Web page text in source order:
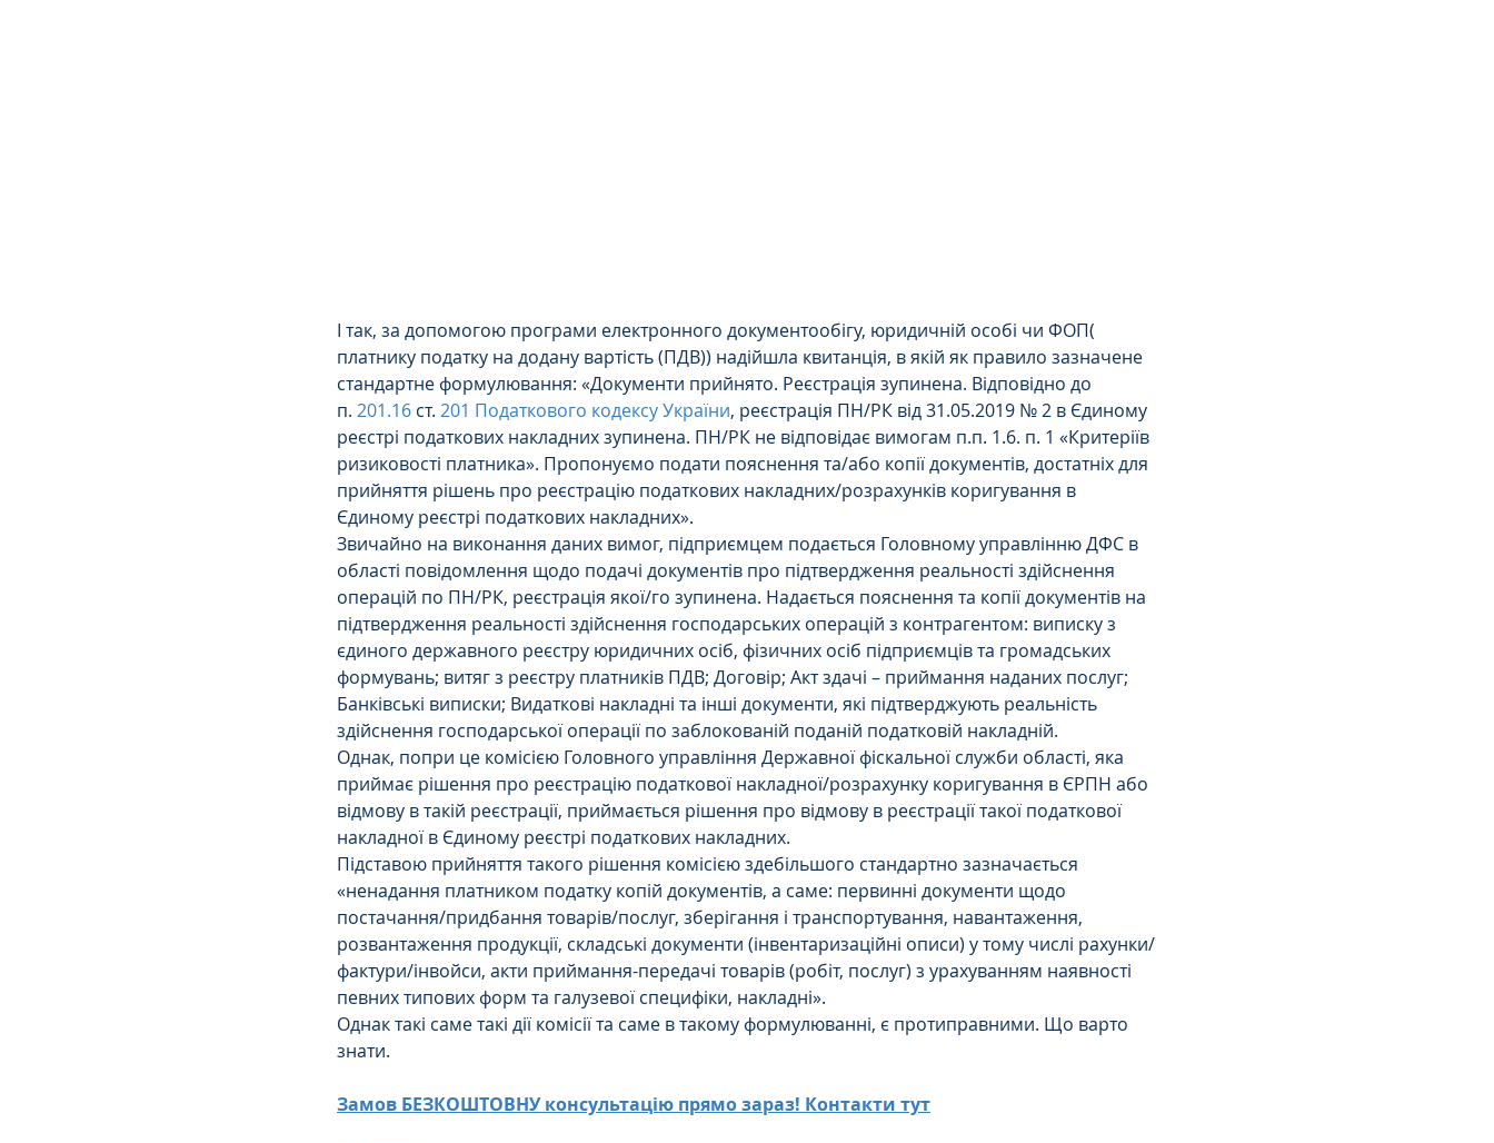
І так, за допомогою програми електронного документообігу, юридичній особі чи ФОП(
платнику податку на додану вартість (ПДВ)) надійшла квитанція, в якій як правило зазначене
стандартне формулювання: «Документи прийнято. Реєстрація зупинена. Відповідно до
п. 201.16 ст. 201 Податкового кодексу України, реєстрація ПН/РК від 31.05.2019 № 2 в Єдиному
реєстрі податкових накладних зупинена. ПН/РК не відповідає вимогам п.п. 1.6. п. 1 «Критеріїв
ризиковості платника». Пропонуємо подати пояснення та/або копії документів, достатніх для
прийняття рішень про реєстрацію податкових накладних/розрахунків коригування в
Єдиному реєстрі податкових накладних».
Звичайно на виконання даних вимог, підприємцем подається Головному управлінню ДФС в
області повідомлення щодо подачі документів про підтвердження реальності здійснення
операцій по ПН/РК, реєстрація якої/го зупинена. Надається пояснення та копії документів на
підтвердження реальності здійснення господарських операцій з контрагентом: виписку з
єдиного державного реєстру юридичних осіб, фізичних осіб підприємців та громадських
формувань; витяг з реєстру платників ПДВ; Договір; Акт здачі – приймання наданих послуг;
Банківські виписки; Видаткові накладні та інші документи, які підтверджують реальність
здійснення господарської операції по заблокованій поданій податковій накладній.
Однак, попри це комісією Головного управління Державної фіскальної служби області, яка
приймає рішення про реєстрацію податкової накладної/розрахунку коригування в ЄРПН або
відмову в такій реєстрації, приймається рішення про відмову в реєстрації такої податкової
накладної в Єдиному реєстрі податкових накладних.
Підставою прийняття такого рішення комісією здебільшого стандартно зазначається
«ненадання платником податку копій документів, а саме: первинні документи щодо
постачання/придбання товарів/послуг, зберігання і транспортування, навантаження,
розвантаження продукції, складські документи (інвентаризаційні описи) у тому числі рахунки/
фактури/інвойси, акти приймання-передачі товарів (робіт, послуг) з урахуванням наявності
певних типових форм та галузевої специфіки, накладні».
Однак такі саме такі дії комісії та саме в такому формулюванні, є протиправними. Що варто
знати.
Замов БЕЗКОШТОВНУ консультацію прямо зараз! Контакти тут